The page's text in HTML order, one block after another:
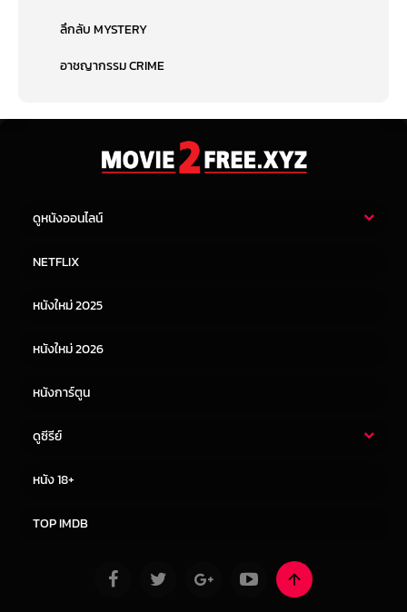
ลึกลับ MYSTERY
อาชญากรรม CRIME
ดูหนังออนไลน์
หนังจีน
NETFLIX
หนังใหม่ 2025
หนังใหม่ 2026
หนังการ์ตูน
ดูซีรีย์
หนัง 18+
TOP IMDB